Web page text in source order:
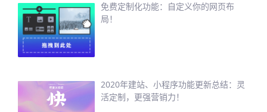
免费定制化功能：自定义你的网页布
局！
2020年建站、小程序功能更新总结：灵
活定制，更强营销力！